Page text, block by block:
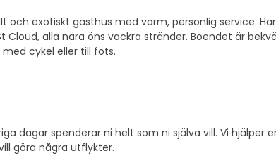
och exotiskt gästhus med varm, personlig service. Här
alla nära öns vackra stränder. Boendet är
cykel eller till fots.
dagar spenderar ni helt som ni själva vill. Vi hjälper
göra några utflykter.